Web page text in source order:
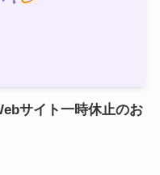
サイト一時休止のお